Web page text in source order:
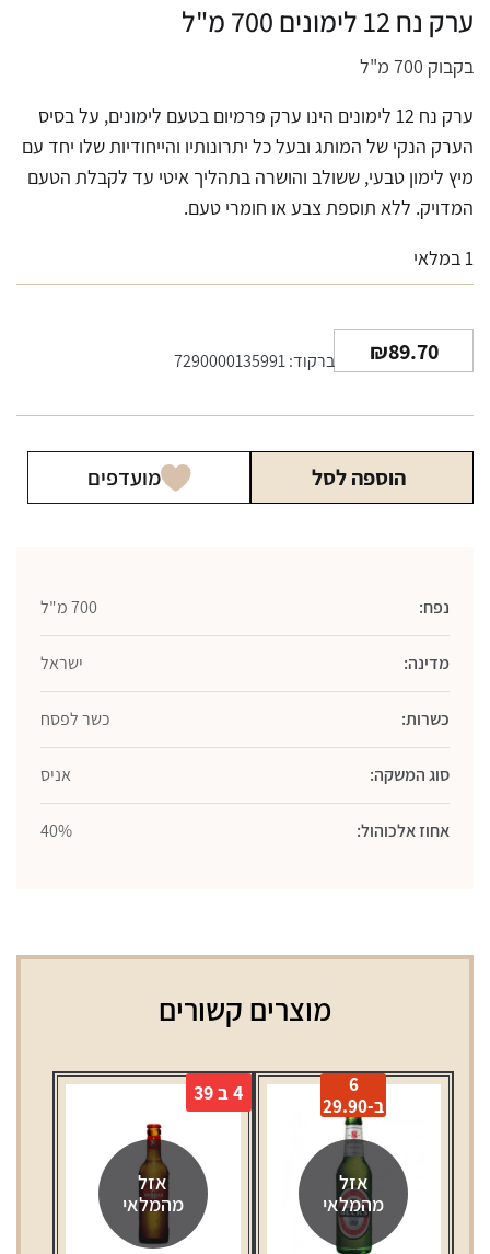
ערק נח 12 לימונים 700 מ"ל
בקבוק 700 מ"ל
ערק נח 12 לימונים הינו ערק פרמיום בטעם לימונים, על בסיס
הערק הנקי של המותג ובעל כל יתרונותיו והייחודיות שלו יחד עם
מיץ לימון טבעי, ששולב והושרה בתהליך איטי עד לקבלת הטעם
המדויק. ללא תוספת צבע או חומרי טעם.
1 במלאי
₪89.70 ברקוד: 7290000135991
הוספה לסל מועדפים
נפח: 700 מ"ל
מדינה: ישראל
כשרות: כשר לפסח
סוג המשקה: אניס
אחוז אלכוהול: 40%
מוצרים קשורים
אזל
מהמלאי
6
ב-29.90
אזל
מהמלאי
4 ב 39